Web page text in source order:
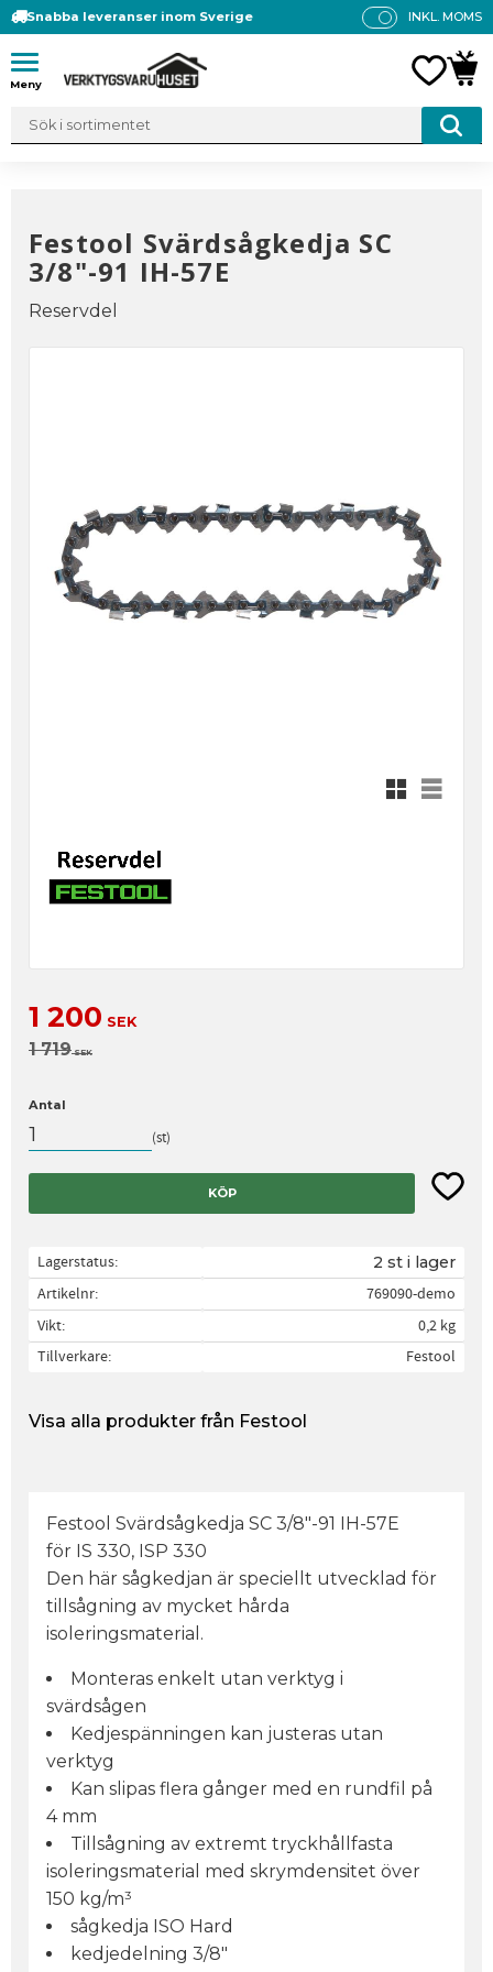
Meny
Snabba leveranser inom Sverige
P
S
INKL. MOMS
Festool Svärdsågkedja SC
3/8"-91 IH-57E
Reservdel
Rutnätsvy
Listvy
Nedsatt pris:
1 200 SEK
Ordinarie pris:
1 719SEK
Antal
st
KÖP Lägg
Lagerstatus 2 st i lager
Artikelnr
769090-demo
Vikt
0,2 kg
Tillverkare
Festool
Visa alla produkter från Festool
Festool Svärdsågkedja SC 3/8"-91 IH-57E
för IS 330, ISP 330
Den här sågkedjan är speciellt utvecklad för
tillsågning av mycket hårda
isoleringsmaterial.
Monteras enkelt utan verktyg i
svärdsågen
Kedjespänningen kan justeras utan
verktyg
Kan slipas flera gånger med en rundfil på
4 mm
Tillsågning av extremt tryckhållfasta
isoleringsmaterial med skrymdensitet över
150 kg/m³
sågkedja ISO Hard
kedjedelning 3/8"